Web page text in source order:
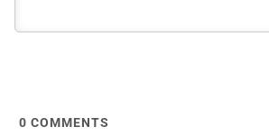
0 COMMENTS